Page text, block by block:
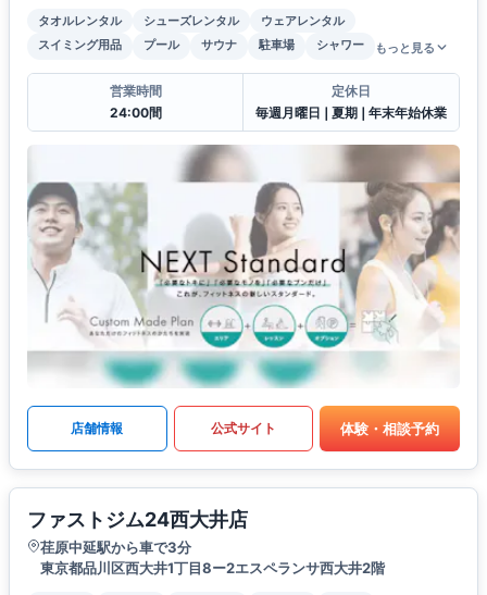
タオルレンタル シューズレンタル
ウェアレンタル
スイミング用品
プール サウナ 駐車場 シャワー もっと見る
営業時間
24:00間
定休日
毎週月曜日❘夏期❘年末年始休業
店舗情報 公式サイト 体験・相談予約
ファストジム24西大井店
荏原中延駅から車で3分
東京都品川区西大井1丁目8ー2エスペランサ西大井2階